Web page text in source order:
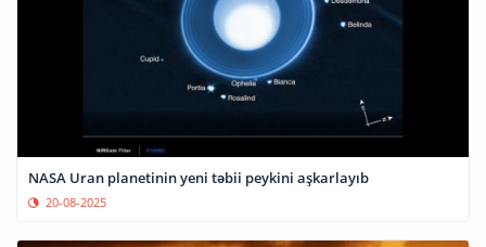
NASA Uran planetinin yeni təbii peykini aşkarlayıb
20-08-2025